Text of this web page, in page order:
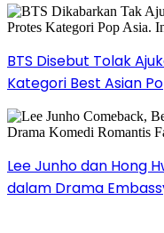
BTS Disebut Tolak
Kategori Best Asian
Lee Junho dan Hong
dalam Drama